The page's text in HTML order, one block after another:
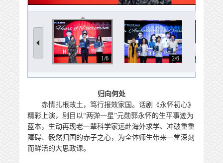
1/6 2/6
归向何处
赤情扎根故土，笃行报效家国。话剧《永怀初心》
精彩上演，剧目以“两弹一星”元勋郭永怀的生平事迹为
蓝本，生动再现老一辈科学家远赴海外求学、冲破重重
障碍、毅然归国的赤子之心，为全体师生带来一堂深刻
而鲜活的大思政课。